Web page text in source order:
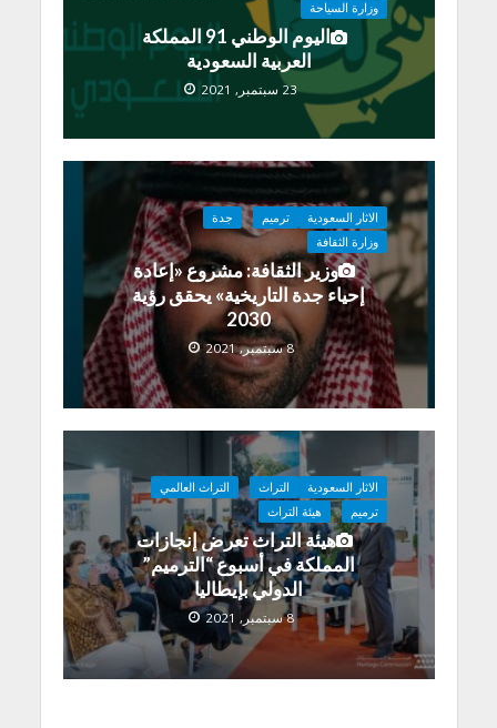
وزارة السياحة
اليوم الوطني 91 المملكة
العربية السعودية
23 سبتمبر, 2021
الاثار السعودية ترميم
جدة
وزارة الثقافة
وزير الثقافة: مشروع «إعادة
إحياء جدة التاريخية» يحقق رؤية
2030
8 سبتمبر, 2021
الاثار السعودية التراث
التراث العالمي
ترميم
هيئة التراث
هيئة التراث تعرض إنجازات
المملكة في أسبوع “الترميم”
الدولي بإيطاليا
8 سبتمبر, 2021